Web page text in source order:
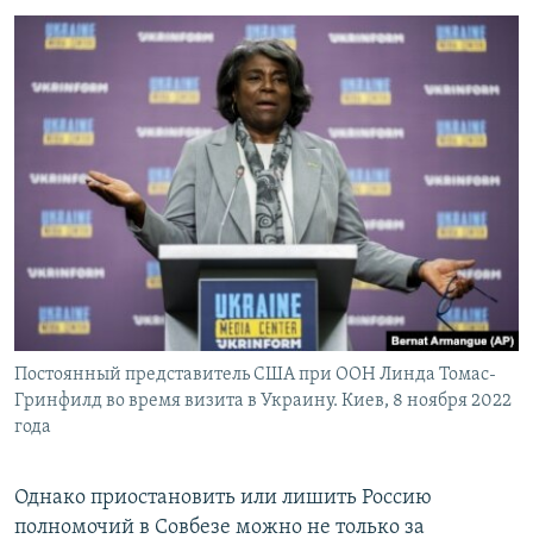
Постоянный представитель США при ООН Линда Томас-
Гринфилд во время визита в Украину. Киев, 8 ноября 2022
года
Однако приостановить или лишить Россию
полномочий в Совбезе можно не только за